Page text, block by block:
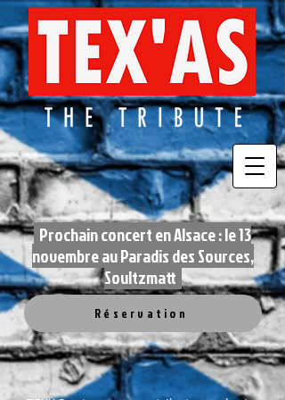
Prochain concert en Alsace : le 13
novembre au Paradis des Sources,
Soultzmatt
Réservation